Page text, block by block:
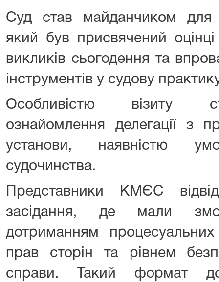
Суд став майданчиком для
який був присвячений
викликів сьогодення та
інструментів у судову
Особливістю візиту
ознайомлення делегації з
установи, наявністю
судочинства.
Представники КМЄС
засідання, де мали
дотриманням
прав сторін та рівнем
справи. Такий формат